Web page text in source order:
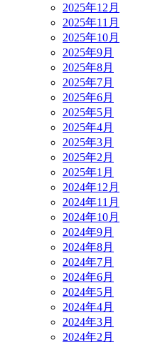
2025年12月
2025年11月
2025年10月
2025年9月
2025年8月
2025年7月
2025年6月
2025年5月
2025年4月
2025年3月
2025年2月
2025年1月
2024年12月
2024年11月
2024年10月
2024年9月
2024年8月
2024年7月
2024年6月
2024年5月
2024年4月
2024年3月
2024年2月